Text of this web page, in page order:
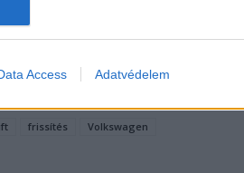
Access Adatvédelem
frissítés
Volkswagen